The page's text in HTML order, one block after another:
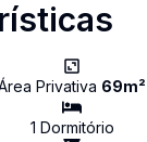
Privativa 69m²
1 Dormitório